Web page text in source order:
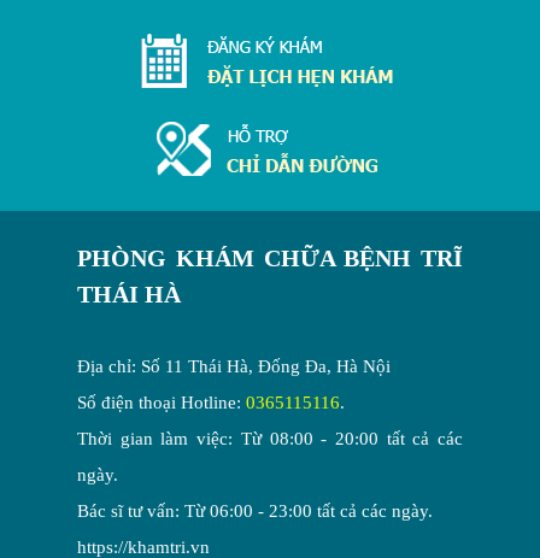
PHÒNG KHÁM CHỮA BỆNH TRĨ
THÁI HÀ
Địa chỉ: Số 11 Thái Hà, Đống Đa, Hà Nội
Số điện thoại Hotline: 0365115116.
Thời gian làm việc: Từ 08:00 - 20:00 tất cả các
ngày.
Bác sĩ tư vấn: Từ 06:00 - 23:00 tất cả các ngày.
https://khamtri.vn